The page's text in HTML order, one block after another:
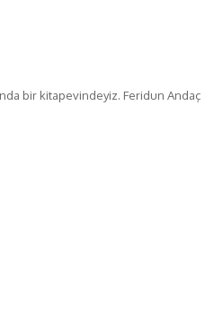
bir kitapevindeyiz. Feridun Andaç